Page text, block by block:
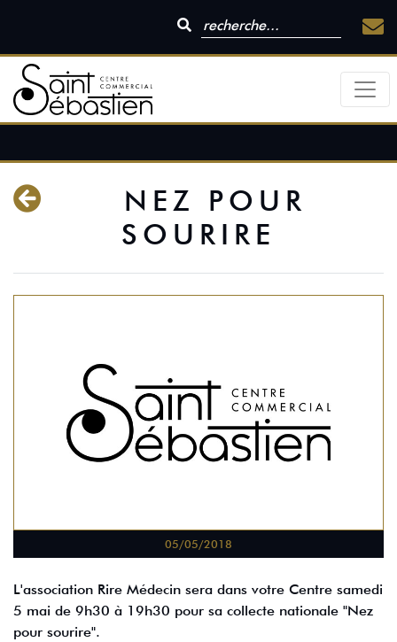
NEZ POUR
SOURIRE
05/05/2018
L'association Rire Médecin sera dans votre Centre samedi
5 mai de 9h30 à 19h30 pour sa collecte nationale "Nez
pour sourire".